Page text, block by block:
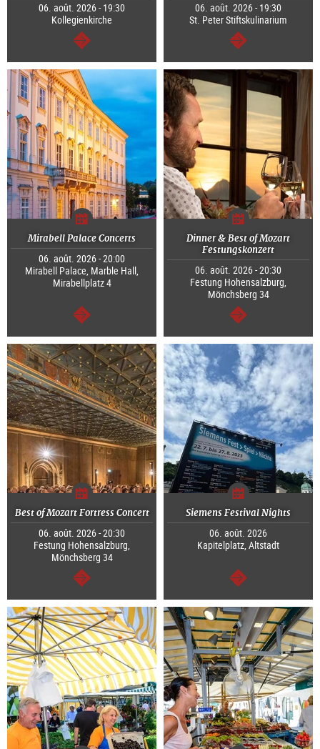
06. août. 2026 - 19:30
Kollegienkirche
Continuer
06. août. 2026 - 19:30
St. Peter Stiftskulinarium
Continuer
Mirabell Palace Concerts
06. août. 2026 - 20:00
Mirabell Palace, Marble Hall,
Mirabellplatz 4
Continuer
Dinner & Best of Mozart
Festungskonzert
06. août. 2026 - 20:30
Festung Hohensalzburg,
Mönchsberg 34
Continuer
Best of Mozart Fortress Concert
06. août. 2026 - 20:30
Festung Hohensalzburg,
Mönchsberg 34
Continuer
Siemens Festival Nights
06. août. 2026
Kapitelplatz, Altstadt
Continuer